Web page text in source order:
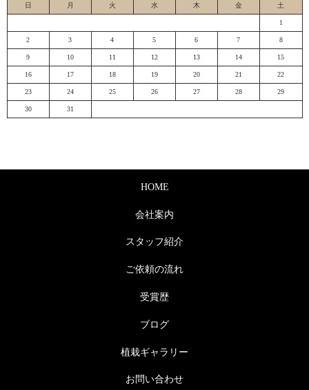
日 月 火 水 木 金 土
1
2 3 4 5 6 7 8
9 10 11 12 13 14 15
16 17 18 19 20 21 22
23 24 25 26 27 28 29
30 31
HOME
会社案内
スタッフ紹介
ご依頼の流れ
受賞歴
ブログ
植栽ギャラリー
お問い合わせ